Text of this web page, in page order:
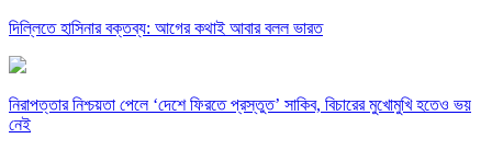
দিল্লিতে হাসিনার বক্তব্য: আগের কথাই আবার বলল ভারত
নিরাপত্তার নিশ্চয়তা পেলে ‘দেশে ফিরতে প্রস্তুত’ সাকিব, বিচারের মুখোমুখি হতেও ভয়
নেই